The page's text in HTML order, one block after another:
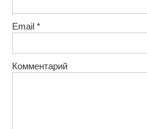
Email *
Комментарий